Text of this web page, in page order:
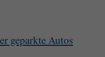
geparkte Autos